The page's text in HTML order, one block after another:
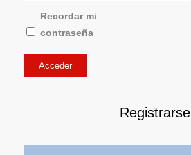
Recordar mi
contraseña
Acceder
Registrarse